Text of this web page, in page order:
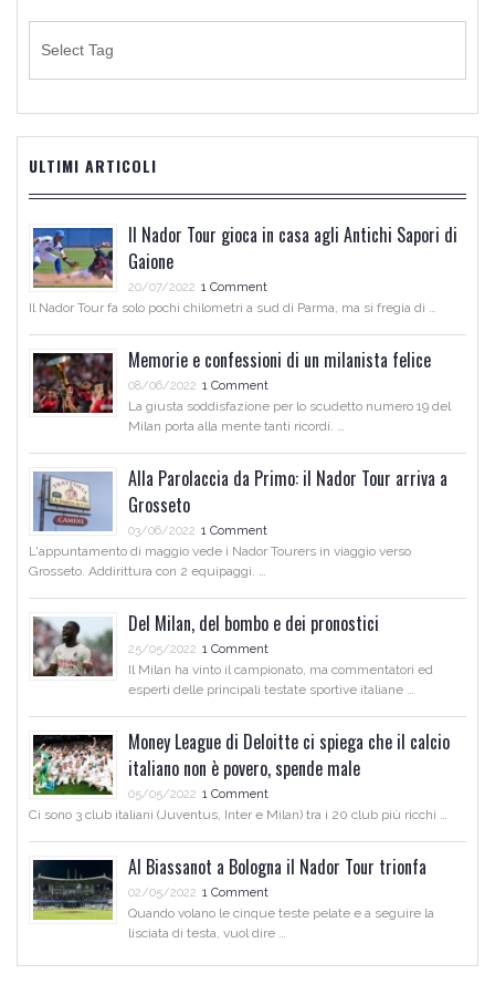
ULTIMI ARTICOLI
Il Nador Tour gioca in casa agli Antichi Sapori di
Gaione
20/07/2022 1 Comment
Il Nador Tour fa solo pochi chilometri a sud di Parma, ma si fregia di …
Memorie e confessioni di un milanista felice
08/06/2022 1 Comment
La giusta soddisfazione per lo scudetto numero 19 del
Milan porta alla mente tanti ricordi. …
Alla Parolaccia da Primo: il Nador Tour arriva a
Grosseto
03/06/2022 1 Comment
L'appuntamento di maggio vede i Nador Tourers in viaggio verso
Grosseto. Addirittura con 2 equipaggi. …
Del Milan, del bombo e dei pronostici
25/05/2022 1 Comment
Il Milan ha vinto il campionato, ma commentatori ed
esperti delle principali testate sportive italiane …
Money League di Deloitte ci spiega che il calcio
italiano non è povero, spende male
05/05/2022 1 Comment
Ci sono 3 club italiani (Juventus, Inter e Milan) tra i 20 club più ricchi …
Al Biassanot a Bologna il Nador Tour trionfa
02/05/2022 1 Comment
Quando volano le cinque teste pelate e a seguire la
lisciata di testa, vuol dire …